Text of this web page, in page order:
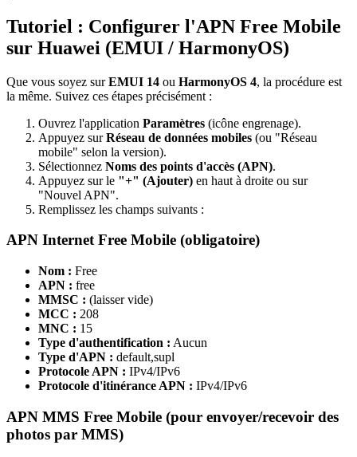
Tutoriel : Configurer l'APN Free Mobile
sur Huawei (EMUI / HarmonyOS)
Que vous soyez surEMUI 14 ou HarmonyOS 4, la procédure est
la même. Suivez ces étapes précisément :
Ouvrez l'application Paramètres (icône engrenage).
Appuyez surRéseau de données mobiles (ou "Réseau
mobile" selon la version).
Sélectionnez Noms des points d'accès (APN).
Appuyez sur le "+" (Ajouter) en haut à droite ou sur
"Nouvel APN".
Remplissez les champs suivants :
APN Internet Free Mobile (obligatoire)
Nom : Free
APN : free
MMSC : (laisser vide)
MCC : 208
MNC : 15
Type d'authentification : Aucun
Type d'APN : default,supl
Protocole APN : IPv4/IPv6
Protocole d'itinérance APN : IPv4/IPv6
APN MMS Free Mobile (pour envoyer/recevoir des
photos par MMS)